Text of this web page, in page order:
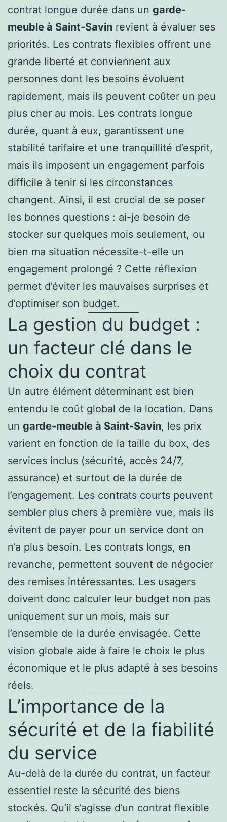
contrat longue durée dans un garde-
meuble à Saint-Savin revient à évaluer ses
priorités. Les contrats flexibles offrent une
grande liberté et conviennent aux
personnes dont les besoins évoluent
rapidement, mais ils peuvent coûter un peu
plus cher au mois. Les contrats longue
durée, quant à eux, garantissent une
stabilité tarifaire et une tranquillité d’esprit,
mais ils imposent un engagement parfois
difficile à tenir si les circonstances
changent. Ainsi, il est crucial de se poser
les bonnes questions : ai-je besoin de
stocker sur quelques mois seulement, ou
bien ma situation nécessite-t-elle un
engagement prolongé ? Cette réflexion
permet d’éviter les mauvaises surprises et
d’optimiser son budget.
La gestion du budget :
un facteur clé dans le
choix du contrat
Un autre élément déterminant est bien
entendu le coût global de la location. Dans
un garde-meuble à Saint-Savin, les prix
varient en fonction de la taille du box, des
services inclus (sécurité, accès 24/7,
assurance) et surtout de la durée de
l’engagement. Les contrats courts peuvent
sembler plus chers à première vue, mais ils
évitent de payer pour un service dont on
n’a plus besoin. Les contrats longs, en
revanche, permettent souvent de négocier
des remises intéressantes. Les usagers
doivent donc calculer leur budget non pas
uniquement sur un mois, mais sur
l’ensemble de la durée envisagée. Cette
vision globale aide à faire le choix le plus
économique et le plus adapté à ses besoins
réels.
L’importance de la
sécurité et de la fiabilité
du service
Au-delà de la durée du contrat, un facteur
essentiel reste la sécurité des biens
stockés. Qu’il s’agisse d’un contrat flexible